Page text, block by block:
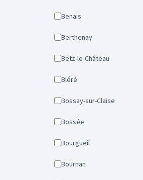
Benais
Berthenay
Betz-le-Château
Bléré
Bossay-sur-Claise
Bossée
Bourgueil
Bournan